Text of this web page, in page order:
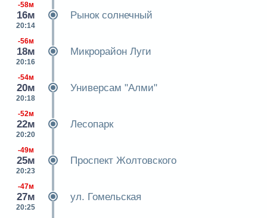
-58м
16м
20:14
Рынок солнечный
-56м
18м
20:16
Микрорайон Луги
-54м
20м
20:18
Универсам "Алми"
-52м
22м
20:20
Лесопарк
-49м
25м
20:23
Проспект Жолтовского
-47м
27м
20:25
ул. Гомельская